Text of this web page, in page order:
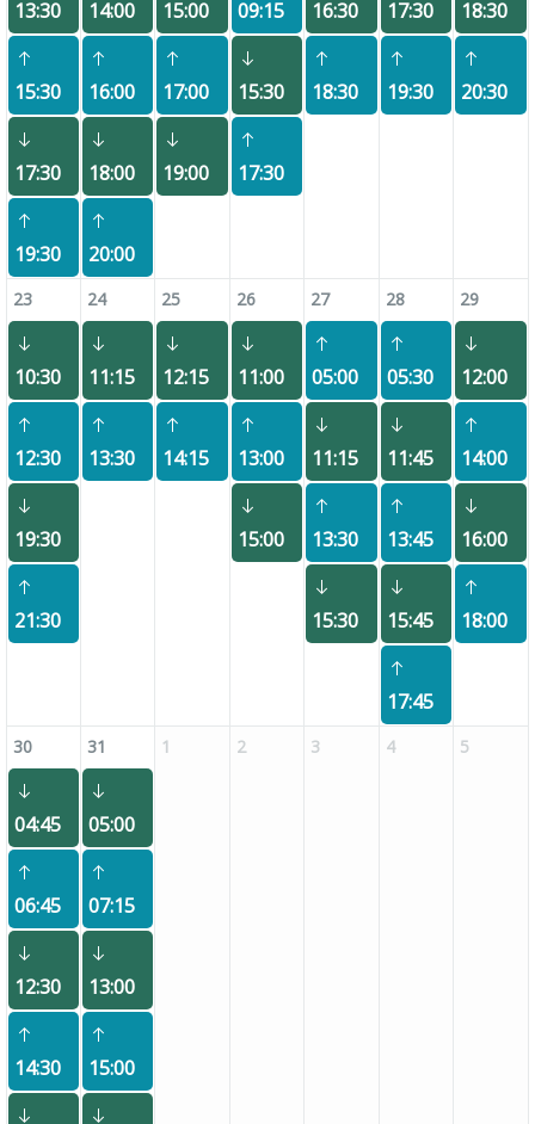
13:30
15:30
17:30
19:30
14:00
16:00
18:00
20:00
15:00
17:00
19:00
09:15
15:30
17:30
16:30
18:30
17:30
19:30
18:30
20:30
23
10:30
12:30
19:30
21:30
24
11:15
13:30
25
12:15
14:15
26
11:00
13:00
15:00
27
05:00
11:15
13:30
15:30
28
05:30
11:45
13:45
15:45
17:45
29
12:00
14:00
16:00
18:00
30
04:45
06:45
12:30
14:30
31
05:00
07:15
13:00
15:00
1 2 3 4 5